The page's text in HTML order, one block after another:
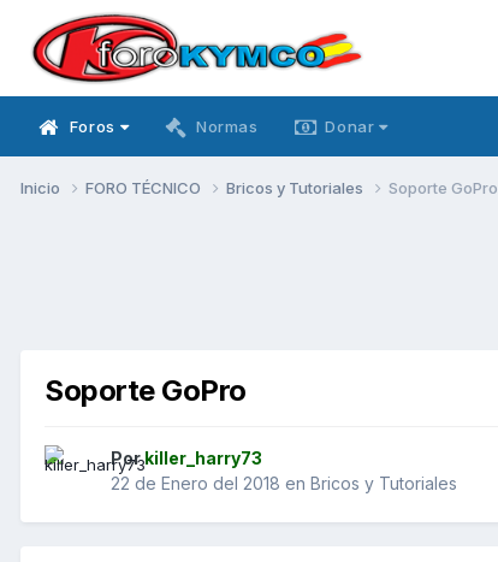
Foros Normas Donar
Inicio FORO TÉCNICO Bricos y Tutoriales Soporte GoPro
Soporte GoPro
Porkiller_harry73
22 de Enero del 2018 en Bricos y Tutoriales